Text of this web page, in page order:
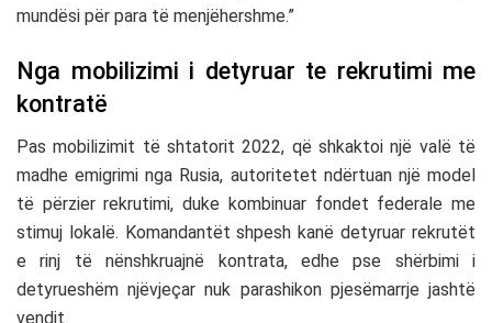
mundësi për para të menjëhershme.”
Nga mobilizimi i detyruar te rekrutimi me
kontratë
Pas mobilizimit të shtatorit 2022, që shkaktoi një valë të
madhe emigrimi nga Rusia, autoritetet ndërtuan një model
të përzier rekrutimi, duke kombinuar fondet federale me
stimuj lokalë. Komandantët shpesh kanë detyruar rekrutët
e rinj të nënshkruajnë kontrata, edhe pse shërbimi i
detyrueshëm njëvjeçar nuk parashikon pjesëmarrje jashtë
vendit.